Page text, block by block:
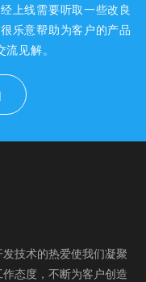
上线需要听取一些改良
乐意帮助为客户的产品
见解。
技术的热爱使我们凝聚
态度，不断为客户创造